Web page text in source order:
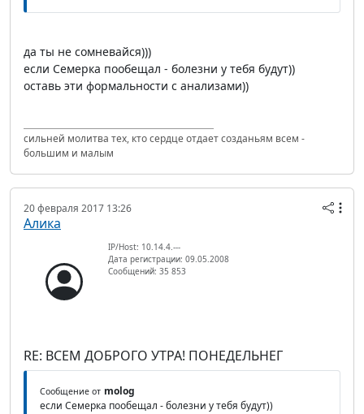
да ты не сомневайся)))
если Семерка пообещал - болезни у тебя будут))
оставь эти формальности с анализами))
сильней молитва тех, кто сердце отдает созданьям всем -
большим и малым
20 февраля 2017 13:26
Алика
IP/Host: 10.14.4.---
Дата регистрации: 09.05.2008
Сообщений: 35 853
RE: ВСЕМ ДОБРОГО УТРА! ПОНЕДЕЛЬНЕГ
Сообщение от molog
если Семерка пообещал - болезни у тебя будут))